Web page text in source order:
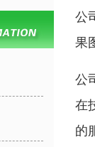
公
果
公
在
的